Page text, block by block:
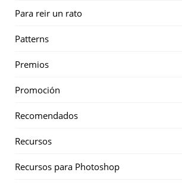
Para reir un rato
Patterns
Premios
Promoción
Recomendados
Recursos
Recursos para Photoshop